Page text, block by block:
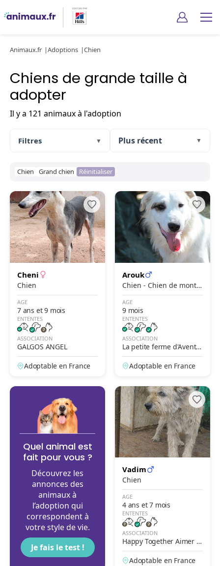
Animaux.fr Adoptions Chien
Chiens de grande taille à
adopter
Il y a 121 animaux à l'adoption
Filtres ▼ ▼
Chien Grand chien Réinitialiser
Cheni
Chien
AGE
7 ans et 9 mois
ENTENTES
ASSOCIATION
GALGOS ANGEL
Adoptable en France
Arouk
Chien - Chien de monta
gne des Pyrénées x Bor
der Collie
AGE
9 mois
ENTENTES
ASSOCIATION
La petite ferme d'Aventu
re
Adoptable en France
Quel animal est
fait pour vous ?
Découvrez les
annonces des
animaux à
l’adoption qui
correspondent à
votre style de vie.
Je fais le test !
Vadim
Chien
AGE
4 ans et 7 mois
ENTENTES
ASSOCIATION
Happy Together Aimer A
gir Adopter
Adoptable en France